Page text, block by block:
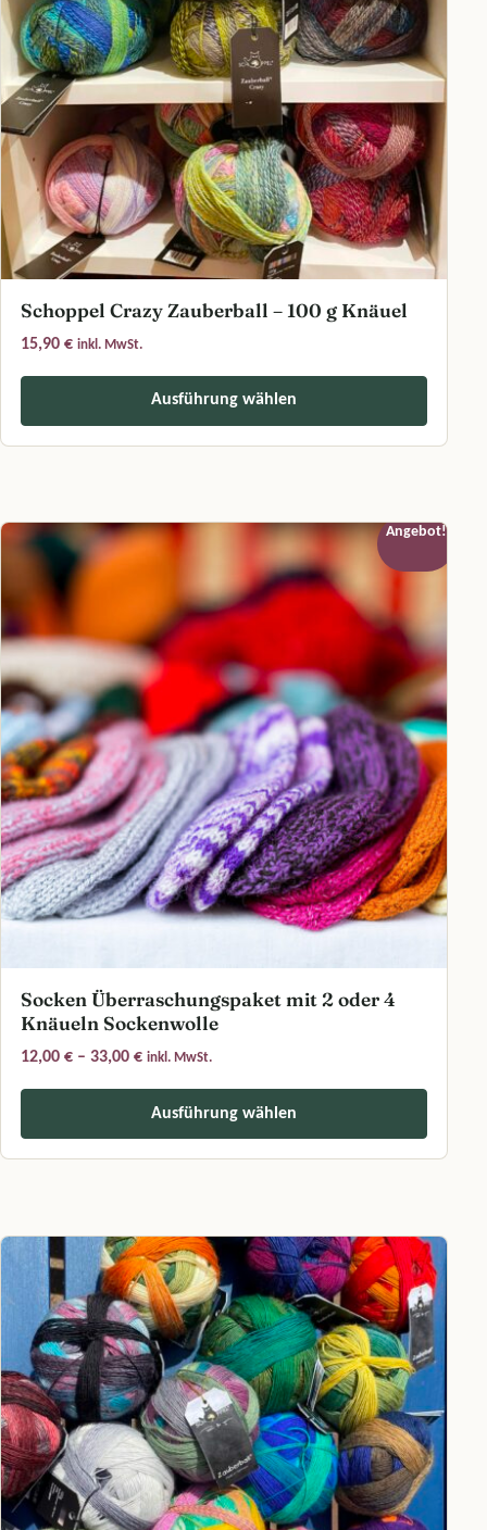
Schoppel Crazy Zauberball – 100 g Knäuel
15,90 € inkl. MwSt.
Ausführung wählen
Angebot!
Socken Überraschungspaket mit 2 oder 4
Knäueln Sockenwolle
12,00 € – 33,00 €Preisspanne: 12,00 € bis 33,00 €
inkl. MwSt.
Ausführung wählen